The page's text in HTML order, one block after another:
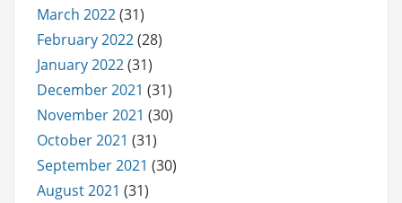
March 2022(31)
February 2022(28)
January 2022(31)
December 2021 (31)
November 2021 (30)
October 2021 (31)
September 2021 (30)
August 2021 (31)